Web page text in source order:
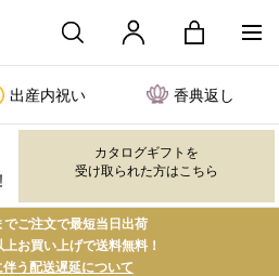
出産内祝い 香典返し
カタログギフトを
受け取られた方はこちら
でご注文で最短当日出荷
お買い上げで送料無料！
う配送遅延について